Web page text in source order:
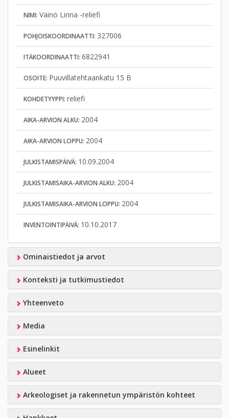
NIMI: Väinö Linna -reliefi
POHJOISKOORDINAATTI: 327006
ITÄKOORDINAATTI: 6822941
OSOITE: Puuvillatehtaankatu 15 B
KOHDETYYPPI: reliefi
AIKA-ARVION ALKU: 2004
AIKA-ARVION LOPPU: 2004
JULKISTAMISPÄIVÄ: 10.09.2004
JULKISTAMISAIKA-ARVION ALKU: 2004
JULKISTAMISAIKA-ARVION LOPPU: 2004
INVENTOINTIPÄIVÄ: 10.10.2017
Ominaistiedot ja arvot
Konteksti ja tutkimustiedot
Yhteenveto
Media
Esinelinkit
Alueet
Arkeologiset ja rakennetun ympäristön kohteet